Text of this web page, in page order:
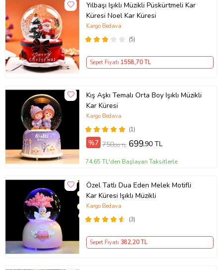
Yılbaşı Işıklı Müzikli Püskürtmeli Kar
Küresi Noel Kar Küresi
(5)
Kargo Bedava
Sepet Fiyatı 1558,70 TL
Kış Aşkı Temalı Orta Boy Işıklı Müzikli
Kar Küresi
(1)
Kargo Bedava
%7 750,00 TL 699,90 TL
74,65 TL'den Başlayan Taksitlerle
Özel Tatlı Dua Eden Melek Motifli
Kar Küresi Işıklı Müzikli
(3)
Kargo Bedava
Sepet Fiyatı 382,20 TL